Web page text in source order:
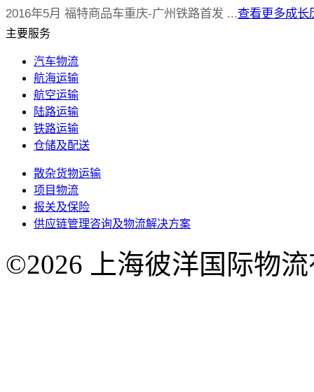
2016年5月 福特商品车重庆-广州铁路首发 ...查看更多成长
主要服务
汽车物流
航海运输
航空运输
陆路运输
铁路运输
仓储及配送
散杂货物运输
项目物流
报关及保险
供应链管理咨询及物流解决方案
©2026 上海彼洋国际物